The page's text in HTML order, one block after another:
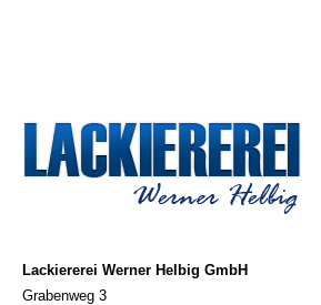
Lackiererei Werner Helbig GmbH
Grabenweg 3